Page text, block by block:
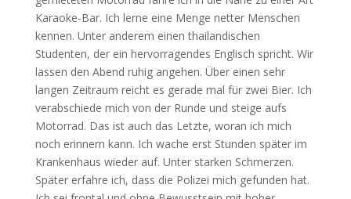
Karaoke-Bar. Ich lerne eine Menge netter Menschen
kennen. Unter anderem einen thailandischen
Studenten, der ein hervorragendes Englisch spricht. Wir
lassen den Abend ruhig angehen. Über einen sehr
langen Zeitraum reicht es gerade mal für zwei Bier. Ich
verabschiede mich von der Runde und steige aufs
Motorrad. Das ist auch das Letzte, woran ich mich
noch erinnern kann. Ich wache erst Stunden später im
Krankenhaus wieder auf. Unter starken Schmerzen.
Später erfahre ich, dass die Polizei mich gefunden hat.